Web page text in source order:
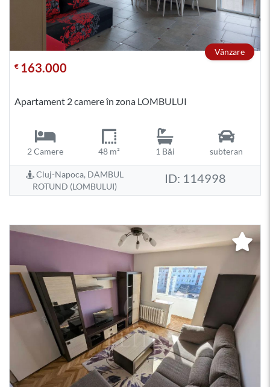
Vânzare
€ 163.000
Apartament 2 camere în zona LOMBULUI
2 Camere 48 m² 1 Băi subteran
Cluj-Napoca, DAMBUL
ROTUND (LOMBULUI)
ID: 114998